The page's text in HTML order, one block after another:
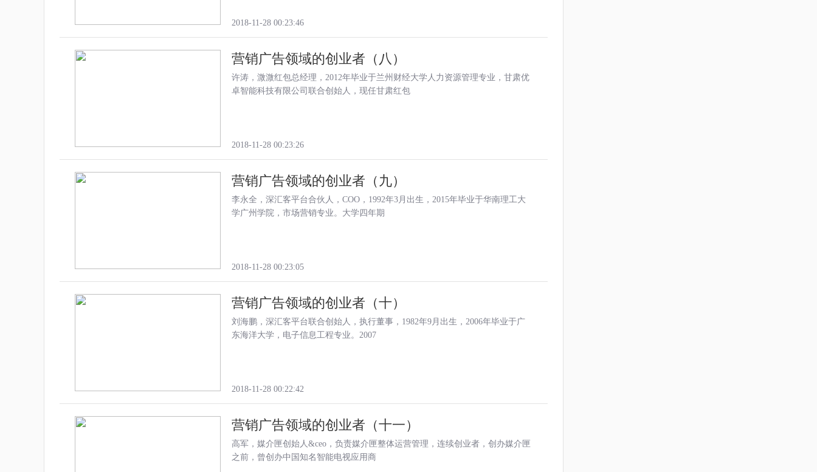
2018-11-28 00:23:46
营销广告领域的创业者（八）
许涛，溦溦红包总经理，2012年毕业于兰州财经大学人力资源管理专业，甘肃优
卓智能科技有限公司联合创始人，现任甘肃红包
2018-11-28 00:23:26
营销广告领域的创业者（九）
李永全，深汇客平台合伙人，COO，1992年3月出生，2015年毕业于华南理工大
学广州学院，市场营销专业。大学四年期
2018-11-28 00:23:05
营销广告领域的创业者（十）
刘海鹏，深汇客平台联合创始人，执行董事，1982年9月出生，2006年毕业于广
东海洋大学，电子信息工程专业。2007
2018-11-28 00:22:42
营销广告领域的创业者（十一）
高军，媒介匣创始人&ceo，负责媒介匣整体运营管理，连续创业者，创办媒介匣
之前，曾创办中国知名智能电视应用商